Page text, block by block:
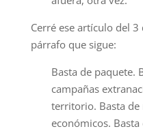
Cerré ese artículo del
párrafo que sigue:
Basta de paquete.
campañas
territorio. Basta de
económicos.